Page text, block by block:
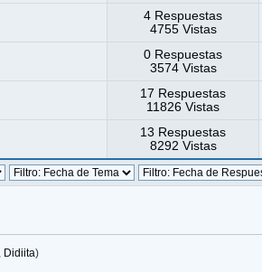
4 Respuestas
4755 Vistas
0 Respuestas
3574 Vistas
17 Respuestas
11826 Vistas
13 Respuestas
8292 Vistas
Didiita)